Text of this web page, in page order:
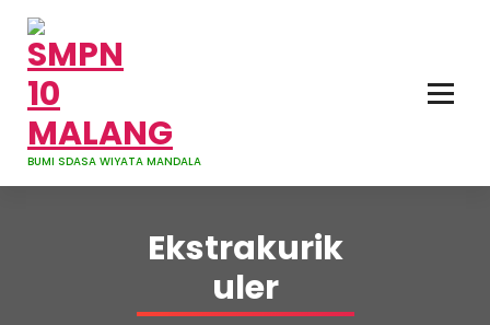
content
BUMI SDASA WIYATA MANDALA
Ekstrakurik
uler